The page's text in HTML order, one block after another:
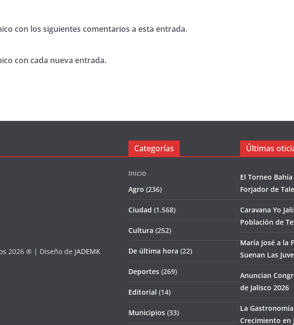
con los siguientes comentarios a esta entrada.
con cada nueva entrada.
2026 ® | Diseño de JADEMK
Categorías
Inicio
Agro (236)
Ciudad (1.568)
Cultura (252)
De última hora (22)
Deportes (269)
Editorial (14)
Municipios (33)
Últimas
El Torneo
Forjador de
Caravana Yo
Población de
María José a la
Suenan Las
Anuncian
de Jalisco 2026
La
Crecimiento en